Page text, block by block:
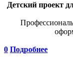
Детский проект
0 Подробнее